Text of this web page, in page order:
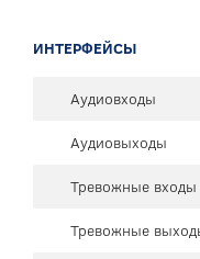
ИНТЕРФЕЙСЫ
Аудиовходы
Аудиовыходы
Тревожные входы
Тревожные